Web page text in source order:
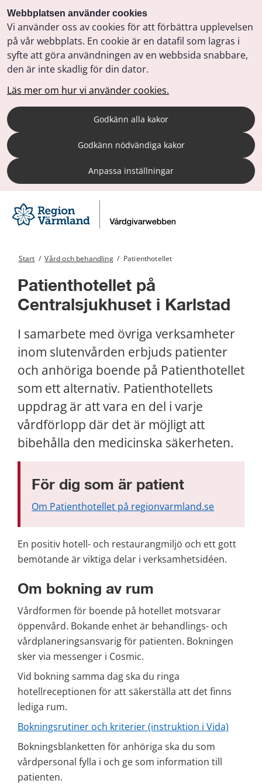
Webbplatsen använder cookies
Vi använder oss av cookies för att förbättra upplevelsen
på vår webbplats. En cookie är en datafil som lagras i
syfte att göra användningen av en webbsida snabbare,
den är inte skadlig för din dator.
Läs mer om hur vi använder cookies.
Godkänn alla kakor
Godkänn nödvändiga kakor
Anpassa inställningar
Start / Vård och behandling / Patienthotellet
Patienthotellet på
Centralsjukhuset i Karlstad
I samarbete med övriga verksamheter
inom slutenvården erbjuds patienter
och anhöriga boende på Patienthotellet
som ett alternativ. Patienthotellets
uppdrag är att vara en del i varje
vårdförlopp där det är möjligt att
bibehålla den medicinska säkerheten.
För dig som är patient
Om Patienthotellet på regionvarmland.se
En positiv hotell- och restaurangmiljö och ett gott
bemötande är viktiga delar i verksamhetsidéen.
Om bokning av rum
Vårdformen för boende på hotellet motsvarar
öppenvård. Bokande enhet är behandlings- och
vårdplaneringsansvarig för patienten. Bokningen
sker via messenger i Cosmic.
Vid bokning samma dag ska du ringa
hotellreceptionen för att säkerställa att det finns
lediga rum.
Bokningsrutiner och kriterier (instruktion i Vida)
Bokningsblanketten för anhöriga ska du som
vårdpersonal fylla i och ge som information till
patienten.